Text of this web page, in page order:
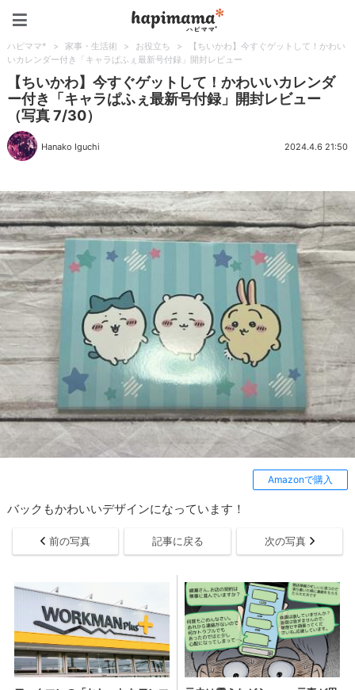
ハピママ* > 家事・生活術 > お役立ち >
【ちいかわ】今すぐゲットして！かわい
いカレンダー付き「キャラぱふぇ最新号付録」開封レビュー
【ちいかわ】今すぐゲットして！かわいいカレンダ
ー付き「キャラぱふぇ最新号付録」開封レビュー
（写真 7/30）
Hanako Iguchi 2024.4.6 21:50
Amazonで購入
バックもかわいいデザインになっています！
前の写真 記事に戻る 次の写真